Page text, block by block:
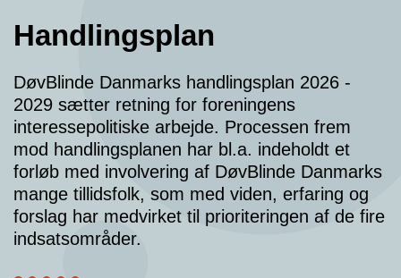
Handlingsplan
DøvBlinde Danmarks handlingsplan 2026 -
2029 sætter retning for foreningens
interessepolitiske arbejde. Processen frem
mod handlingsplanen har bl.a. indeholdt et
forløb med involvering af DøvBlinde Danmarks
mange tillidsfolk, som med viden, erfaring og
forslag har medvirket til prioriteringen af de fire
indsatsområder.